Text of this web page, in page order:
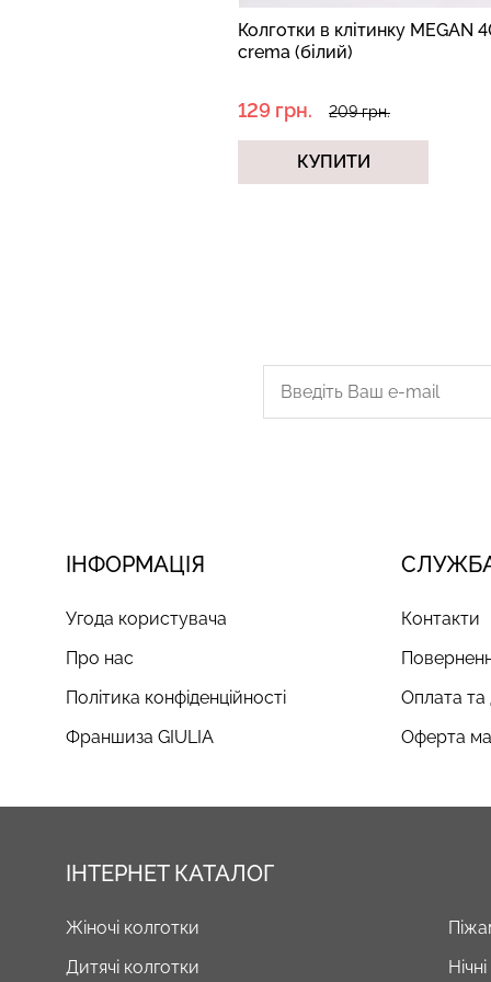
Колготки в клітинку MEGAN
crema (білий)
129 грн. 209 грн.
КУПИТИ
ІНФОРМАЦІЯ
Угода користувача
Про нас
Політика конфіденційності
Франшиза GIULIA
Контакти
Оплата
Оферта
ІНТЕРНЕТ КАТАЛОГ
Жіночі колготки
Дитячі колготки